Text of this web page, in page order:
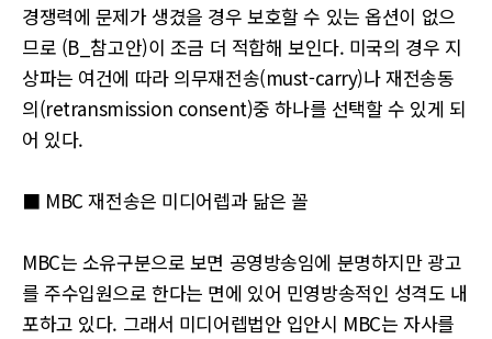
경쟁력에 문제가 생겼을 경우 보호할 수 있는 옵션이 없으
므로 (B_참고안)이 조금 더 적합해 보인다. 미국의 경우 지
상파는 여건에 따라 의무재전송(must-carry)나 재전송동
의(retransmission consent)중 하나를 선택할 수 있게 되
어 있다.
■ MBC 재전송은 미디어렙과 닮은 꼴
MBC는 소유구분으로 보면 공영방송임에 분명하지만 광고
를 주수입원으로 한다는 면에 있어 민영방송적인 성격도 내
포하고 있다. 그래서 미디어렙법안 입안시 MBC는 자사를